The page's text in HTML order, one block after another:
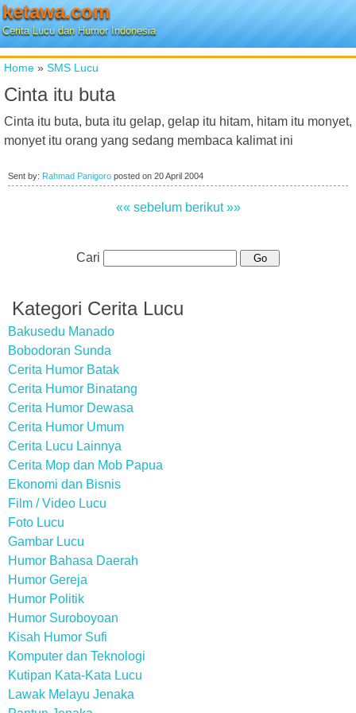
ketawa.com
Cerita Lucu dan Humor Indonesia
Home » SMS Lucu
Cinta itu buta
Cinta itu buta, buta itu gelap, gelap itu hitam, hitam itu monyet,
monyet itu orang yang sedang membaca kalimat ini
Sent by: Rahmad Panigoro posted on 20 April 2004
«« sebelum berikut »»
Cari
Kategori Cerita Lucu
Bakusedu Manado
Bobodoran Sunda
Cerita Humor Batak
Cerita Humor Binatang
Cerita Humor Dewasa
Cerita Humor Umum
Cerita Lucu Lainnya
Cerita Mop dan Mob Papua
Ekonomi dan Bisnis
Film / Video Lucu
Foto Lucu
Gambar Lucu
Humor Bahasa Daerah
Humor Gereja
Humor Politik
Humor Suroboyoan
Kisah Humor Sufi
Komputer dan Teknologi
Kutipan Kata-Kata Lucu
Lawak Melayu Jenaka